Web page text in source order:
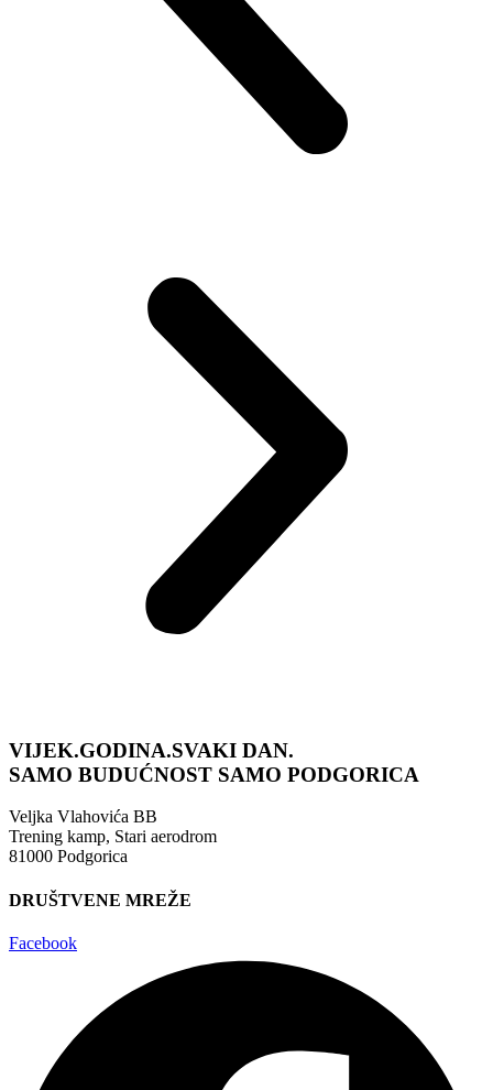
VIJEK.GODINA.SVAKI DAN.
SAMO BUDUĆNOST SAMO PODGORICA
Veljka Vlahovića BB
Trening kamp, Stari aerodrom
81000 Podgorica
DRUŠTVENE MREŽE
Facebook